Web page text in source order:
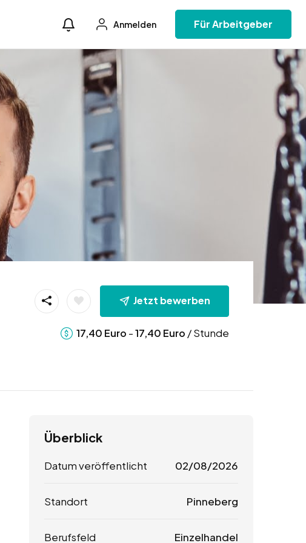
Anmelden Für Arbeitgeber
Jetzt bewerben
17,40 Euro -17,40 Euro / Stunde
Überblick
Datum veröffentlicht 02/08/2026
Standort Pinneberg
Berufsfeld Einzelhandel